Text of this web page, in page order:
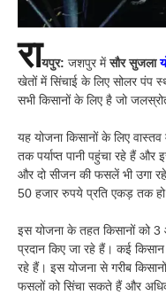
रायपुर: जशपुर मेंसौर सुजला
खेतों में सिंचाई के लिए सोलर पंप
सभी किसानों के लिए है जो
यह योजना किसानों के लिए
तक पर्याप्त पानी पहुंचा रहे हैं और
और दो सीजन की फसलें भी उगा
50 हजार रुपये प्रति एकड़ तक हो
इस योजना के तहत किसानों को
प्रदान किए जा रहे हैं। कई
रहे हैं। इस योजना से गरीब
फसलों को सिंचा सकते हैं और